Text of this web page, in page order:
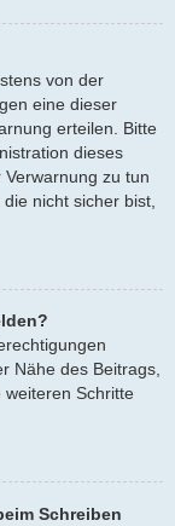
von der
eine dieser
erteilen. Bitte
dieses
zu tun
nicht sicher bist,
Nähe des Beitrags,
weiteren Schritte
Schreiben